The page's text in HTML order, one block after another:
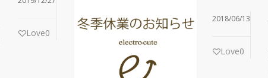
Love0
2018/06/13
Love0